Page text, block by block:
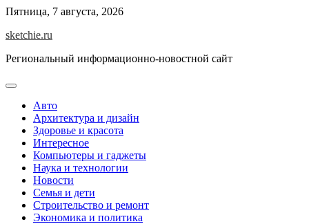
Skip
content
Пятница, 7 августа, 2026
sketchie.ru
Региональный информационно-новостной сайт
Авто
Архитектура и дизайн
Здоровье и красота
Интересное
Компьютеры и гаджеты
Наука и технологии
Новости
Семья и дети
Строительство и ремонт
Экономика и политика